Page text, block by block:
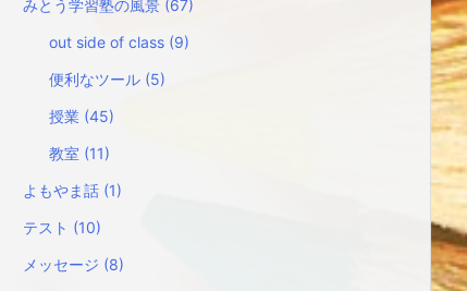
みとう学習塾の風景 (67)
out side of class (9)
便利なツール (5)
授業 (45)
教室 (11)
よもやま話 (1)
テスト (10)
メッセージ (8)